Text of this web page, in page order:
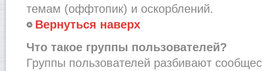
темам (оффтопик) и оскорблений.
Вернуться наверх
Что такое группы пользователей?
Группы пользователей разбивают